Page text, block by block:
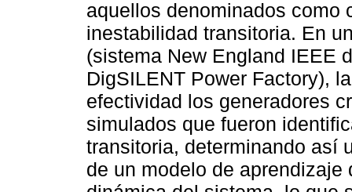
aquellos denominados como
inestabilidad transitoria. En
(sistema New England IEEE
DigSILENT Power Factory),
efectividad los generadores
simulados que fueron
transitoria, determinando así
de un modelo de